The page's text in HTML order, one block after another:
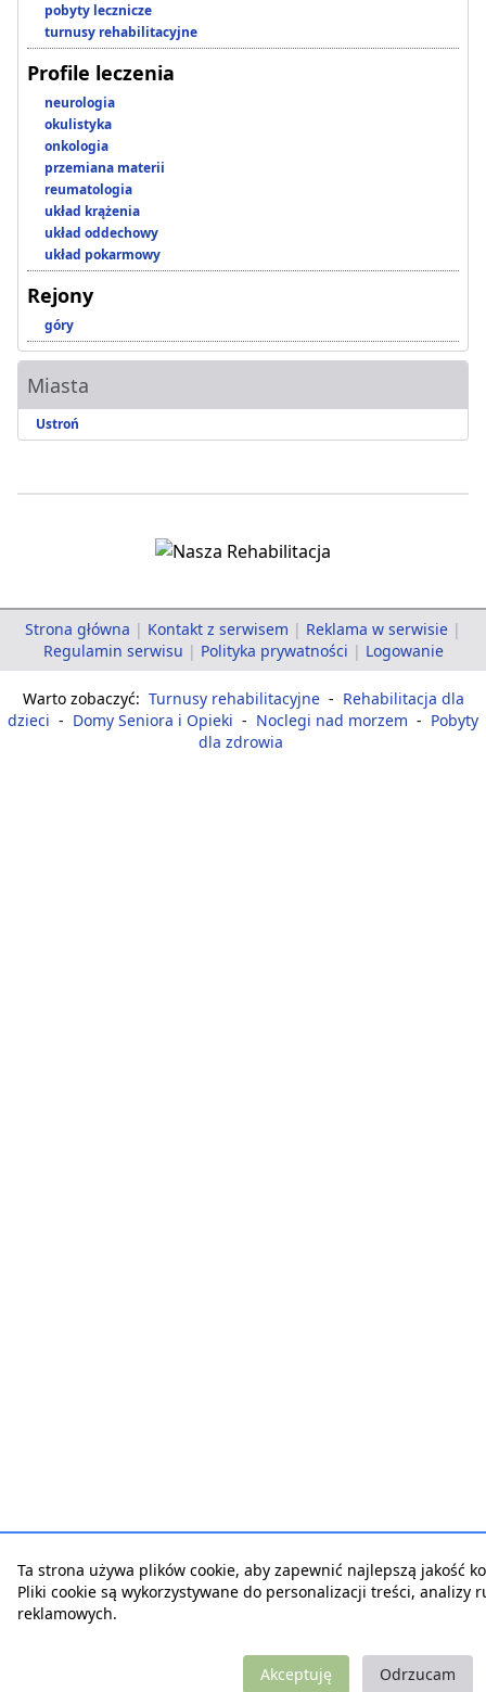
pobyty lecznicze
turnusy rehabilitacyjne
Profile leczenia
neurologia
okulistyka
onkologia
przemiana materii
reumatologia
układ krążenia
układ oddechowy
układ pokarmowy
Rejony
góry
Miasta
Ustroń
Strona główna | Kontakt z serwisem | Reklama w serwisie |
Regulamin serwisu | Polityka prywatności | Logowanie
Warto zobaczyć: Turnusy rehabilitacyjne - Rehabilitacja dla
dzieci - Domy Seniora i Opieki - Noclegi nad morzem - Pobyty
dla zdrowia
Ta strona używa plików cookie, aby zapewnić najlepszą jakość
Pliki cookie są wykorzystywane do personalizacji treści, analizy
reklamowych.
Akceptuję Odrzucam